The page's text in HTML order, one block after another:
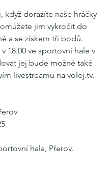
když dorazíte naše hráčky
jim vykročit do
a se ziskem tří bodů.
18:00 ve sportovní hale v
jej bude možné také
livestreamu na volej.tv.
hala, Přerov.